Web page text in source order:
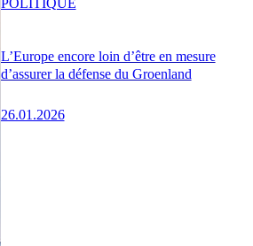
L’Europe encore loin d’être en mesure
d’assurer la défense du Groenland
26.01.2026